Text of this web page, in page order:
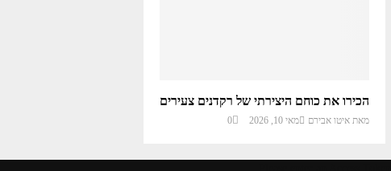
הכירו את כוחם היצירתי של רקדנים צעירים
מאת איטו אבירם מאי 10, 2026 0